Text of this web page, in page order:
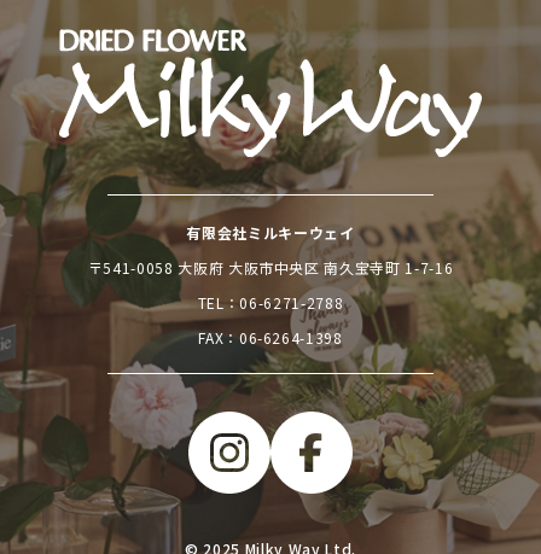
有限会社ミルキーウェイ
〒541-0058 大阪府 大阪市中央区 南久宝寺町 1-7-16
TEL：06-6271-2788
FAX：06-6264-1398
© 2025 Milky Way Ltd.